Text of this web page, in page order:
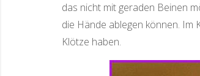
das nicht mit geraden Beinen
die Hände ablegen können. Im
Klötze haben.